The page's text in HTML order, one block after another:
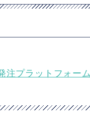
注プラットフォ